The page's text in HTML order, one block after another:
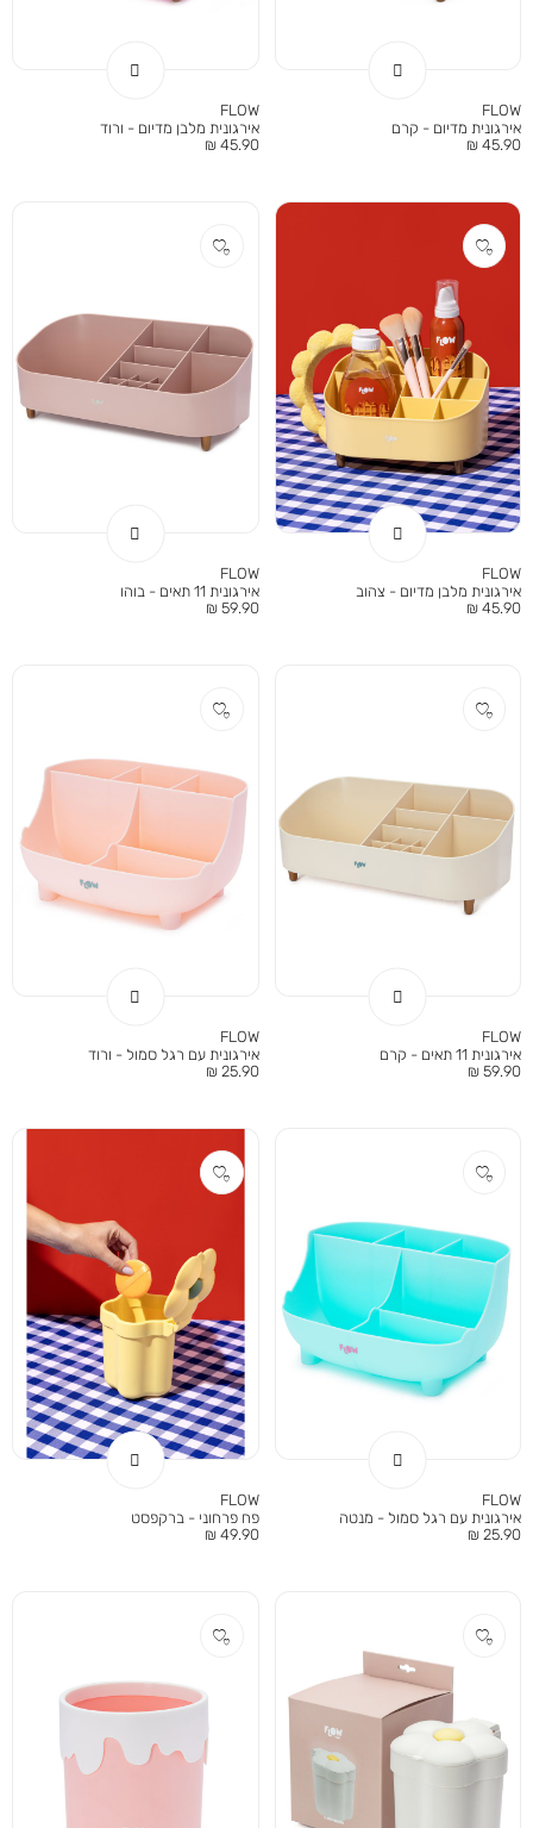
FLOW
אירגונית מדיום - קרם
מחיר
45.90 ₪
FLOW
אירגונית מלבן מדיום - ורוד
מחיר
45.90 ₪
FLOW
אירגונית מלבן מדיום - צהוב
מחיר
45.90 ₪
FLOW
אירגונית 11 תאים - בוהו
מחיר
59.90 ₪
FLOW
אירגונית 11 תאים - קרם
מחיר
59.90 ₪
FLOW
אירגונית עם רגל סמול - ורוד
מחיר
25.90 ₪
FLOW
אירגונית עם רגל סמול - מנטה
מחיר
25.90 ₪
FLOW
פח פרחוני - ברקפסט
מחיר
49.90 ₪